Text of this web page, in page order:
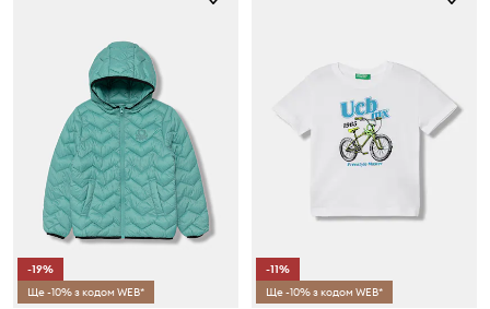
-19%
Ще -10% з кодом WEB*
-11%
Ще -10% з кодом WEB*